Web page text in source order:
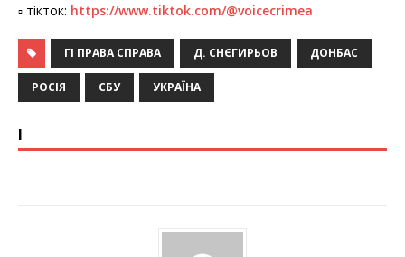
▫️ тікток: https://www.tiktok.com/@voicecrimea
ГІ ПРАВА СПРАВА Д. СНЄГИРЬОВ ДОНБАС
РОСІЯ СБУ УКРАЇНА
І